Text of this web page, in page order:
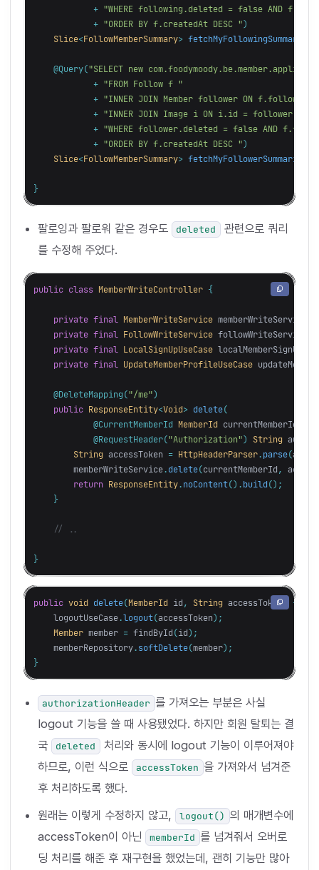
+ "WHERE following.deleted = false AND
+ "ORDER BY f.createdAt DESC ")
Slice<FollowMemberSummary>
@Query("SELECT new
+ "FROM Follow f "
+ "INNER JOIN Member follower ON
+ "INNER JOIN Image i ON i.id =
+ "WHERE follower.deleted = false AND
+ "ORDER BY f.createdAt DESC ")
Slice<FollowMemberSummary>
}
팔로잉과 팔로워 같은 경우도 deleted 관련으로 쿼리
를 수정해 주었다.
public class MemberWriteController {
private final MemberWriteService memberWriteService
private final FollowWriteService followWriteService
private final LocalSignUpUseCase
private final UpdateMemberProfileUseCase
@DeleteMapping("/me")
public ResponseEntity<Void> delete(
@CurrentMemberId MemberId currentMemberId
@RequestHeader("Authorization") String
String accessToken = HttpHeaderParser. parse(
memberWriteService. delete(currentMemberId ,
return ResponseEntity. noContent(). build();
}
// ..
}
public void delete(MemberId id , String accessToken)
{
logoutUseCase.logout(accessToken);
Member member = findById (id);
memberRepository. softDelete(member);
}
authorizationHeader 를 가져오는 부분은 사실
logout 기능을 쓸 때 사용됐었다. 하지만 회원 탈퇴는 결
국
deleted 처리와 동시에 logout 기능이 이루어져야
하므로, 이런 식으로
accessToken 을 가져와서 넘겨준
후 처리하도록 했다.
원래는 이렇게 수정하지 않고,
logout() 의 매개변수에
accessToken이 아닌
memberId 를 넘겨줘서 오버로
딩 처리를 해준 후 재구현을 했었는데, 괜히 기능만 많아